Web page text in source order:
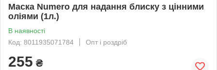
Маска Numero для надання блиску з цінними
оліями (1л.)
В наявності
Код: 8011935071784
Опт і роздріб
255 ₴